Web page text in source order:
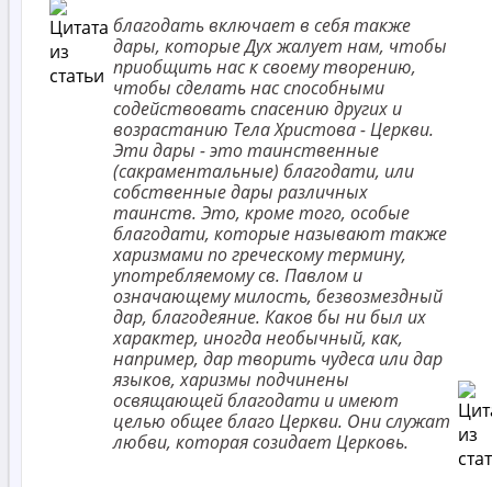
благодать включает в себя также
дары, которые Дух жалует нам, чтобы
приобщить нас к своему творению,
чтобы сделать нас способными
содействовать спасению других и
возрастанию Тела Христова - Церкви.
Эти дары - это таинственные
(сакраментальные) благодати, или
собственные дары различных
таинств. Это, кроме того, особые
благодати, которые называют также
харизмами по греческому термину,
употребляемому св. Павлом и
означающему милость, безвозмездный
дар, благодеяние. Каков бы ни был их
характер, иногда необычный, как,
например, дар творить чудеса или дар
языков, харизмы подчинены
освящающей благодати и имеют
целью общее благо Церкви. Они служат
любви, которая созидает Церковь.